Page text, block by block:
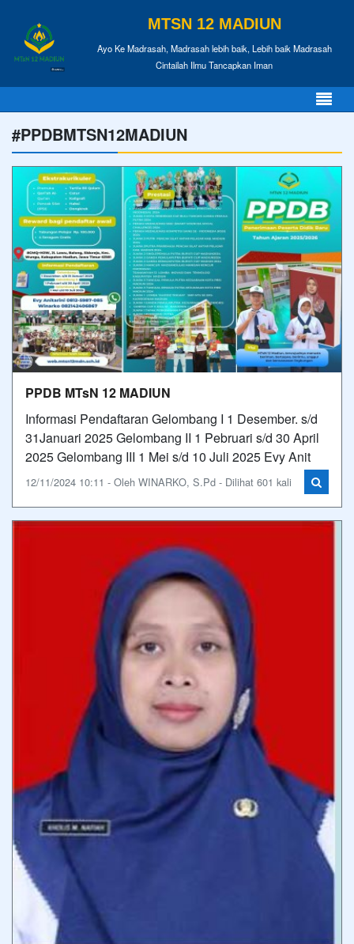
MTSN 12 MADIUN
Ayo Ke Madrasah, Madrasah lebih baik, Lebih baik Madrasah
Cintailah Ilmu Tancapkan Iman
#PPDBMTSN12MADIUN
PPDB MTsN 12 MADIUN
Informasi Pendaftaran Gelombang I 1 Desember. s/d
31Januari 2025 Gelombang II 1 Pebruari s/d 30 April
2025 Gelombang III 1 Mei s/d 10 Juli 2025 Evy Anit
12/11/2024 10:11 - Oleh WINARKO, S.Pd - Dilihat 601 kali